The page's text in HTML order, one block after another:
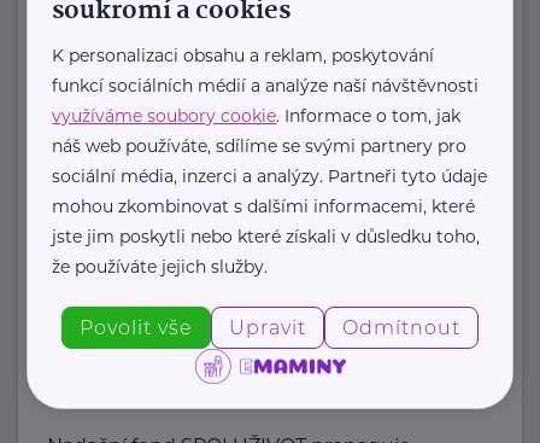
Jsme jediná česká organizace pro
adoptivní rodiny.
Tvoříme komunitu adoptivních
rodičů, která sdílí radosti, ...
https://laskyplnanaruc.cz/
+420 724 943 794
info@laskyplnanaruc.cz
Nadační fond SPOLUŽIVOT
Praha 4
soukromí a cookies
K personalizaci obsahu a reklam, poskytování
funkcí sociálních médií a analýze naší návštěvnosti
využíváme soubory cookie. Informace o tom, jak
náš web používáte, sdílíme se svými partnery pro
sociální média, inzerci a analýzy. Partneři tyto údaje
mohou zkombinovat s dalšími informacemi, které
jste jim poskytli nebo které získali v důsledku toho,
že používáte jejich služby.
Povolit vše Upravit Odmítnout